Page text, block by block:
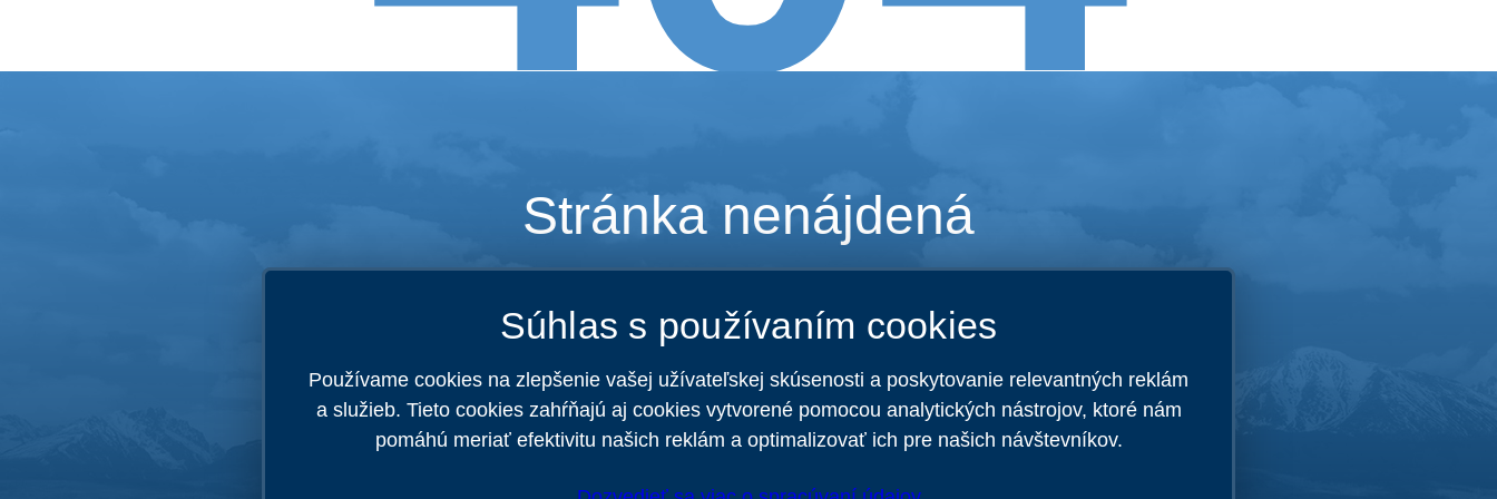
Stránka nenájdená
HLAVNÁ OBRAZOVKA
Súhlas s používaním cookies
Používame cookies na zlepšenie vašej užívateľskej skúsenosti a poskytovanie relevantných reklám
a služieb. Tieto cookies zahŕňajú aj cookies vytvorené pomocou analytických nástrojov, ktoré nám
pomáhú meriať efektivitu našich reklám a optimalizovať ich pre našich návštevníkov.